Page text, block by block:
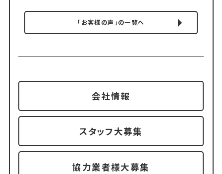
「お客様の声」の一覧へ
会社情報
スタッフ大募集
協力業者様大募集